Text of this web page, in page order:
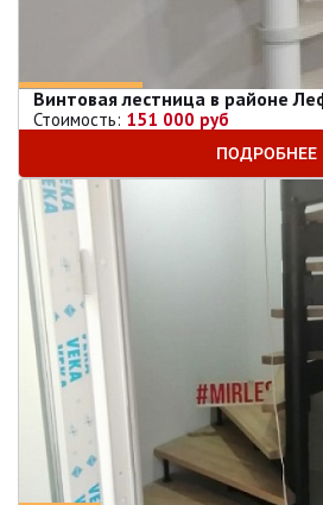
Винтовая лестница в районе
Стоимость: 151 000 руб
ПОДРОБНЕЕ